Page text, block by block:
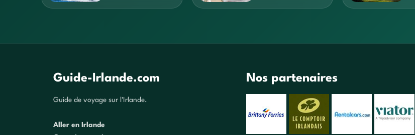
Guide-Irlande.com
Guide de voyage sur l'Irlande.
Aller en Irlande
Nos partenaires